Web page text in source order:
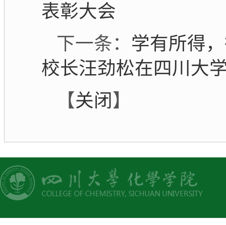
表彰大会
下一条： 学有所得
校长汪劲松在四川大
【关闭 】